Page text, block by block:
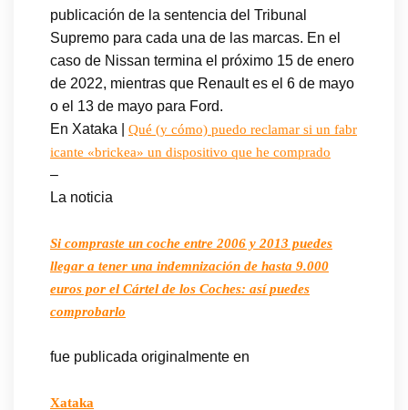
publicación de la sentencia del Tribunal
Supremo para cada una de las marcas. En el
caso de Nissan termina el próximo 15 de enero
de 2022, mientras que Renault es el 6 de mayo
o el 13 de mayo para Ford.
En Xataka | Qué (y cómo) puedo reclamar si un fabr
icante «brickea» un dispositivo que he comprado
–
La noticia
Si compraste un coche entre 2006 y 2013 puedes
llegar a tener una indemnización de hasta 9.000
euros por el Cártel de los Coches: así puedes
comprobarlo
fue publicada originalmente en
Xataka